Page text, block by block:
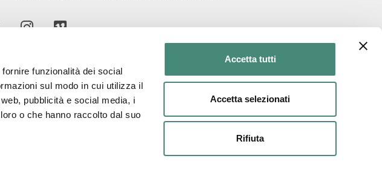
funzionalità dei social
sul modo in cui utilizza il
pubblicità e social media, i
o che hanno raccolto dal suo
Accetta tutti
Accetta selezionati
Rifiuta